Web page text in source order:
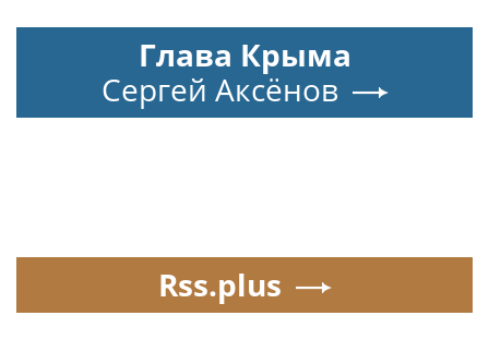
Глава Крыма
Сергей Аксёнов
Rss.plus